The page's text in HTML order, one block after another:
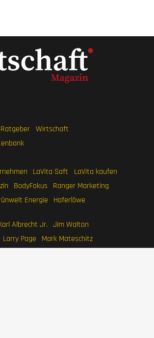
Ratgeber Wirtschaft
LaVita Saft
LaVita kaufen
BodyFokus
Ranger Marketing
Energie
Haferlöwe
Albrecht Jr. Jim Walton
Larry Page Mark Mateschitz